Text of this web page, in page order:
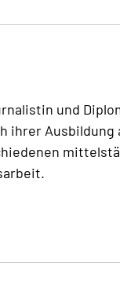
und
ihrer Ausbildung